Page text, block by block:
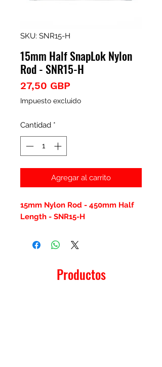
SKU: SNR15-H
15mm Half SnapLok Nylon
Rod - SNR15-H
27,50 GBP
Impuesto excluido
Cantidad *
Agregar al carrito
15mm Nylon Rod - 450mm Half
Length - SNR15-H
Productos